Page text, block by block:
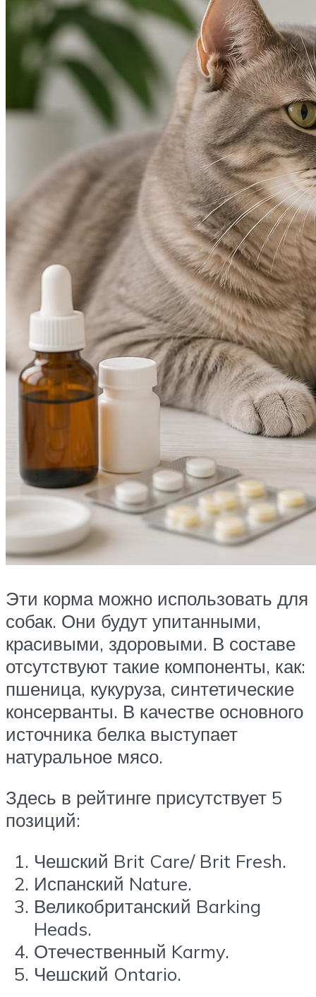
Эти корма можно использовать для
собак. Они будут упитанными,
красивыми, здоровыми. В составе
отсутствуют такие компоненты, как:
пшеница, кукуруза, синтетические
консерванты. В качестве основного
источника белка выступает
натуральное мясо.
Здесь в рейтинге присутствует 5
позиций:
Чешский Brit Care/ Brit Fresh.
Испанский Nature.
Великобританский Barking
Heads.
Отечественный Karmy.
Чешский Ontario.